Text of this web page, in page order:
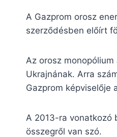
A Gazprom orosz
szerződésben előírt
Az orosz
Ukrajnának. Arra
Gazprom képviselője
A 2013-ra vonatkozó
összegről van szó.